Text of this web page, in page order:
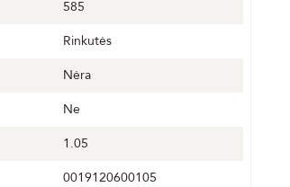
585
Rinkutės
Nėra
Ne
1.05
0019120600105